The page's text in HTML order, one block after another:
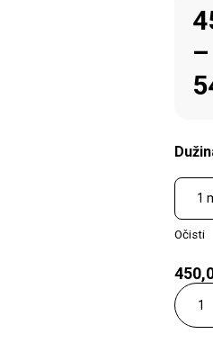
–
Očisti